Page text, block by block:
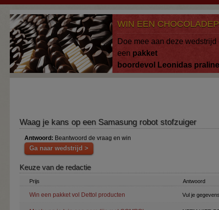
Overslaan en naar de algemene inhoud gaan
WIN EEN
Doe mee aan deze wedstrijd
een pakket
boordevol
Leonidas
Waag je kans op een Samasung robot stofzuiger
Antwoord: Beantwoord de vraag en win
Ga naar wedstrijd >
Keuze van de redactie
Prijs Antwoord
Win een pakket vol Dettol producten Vul je